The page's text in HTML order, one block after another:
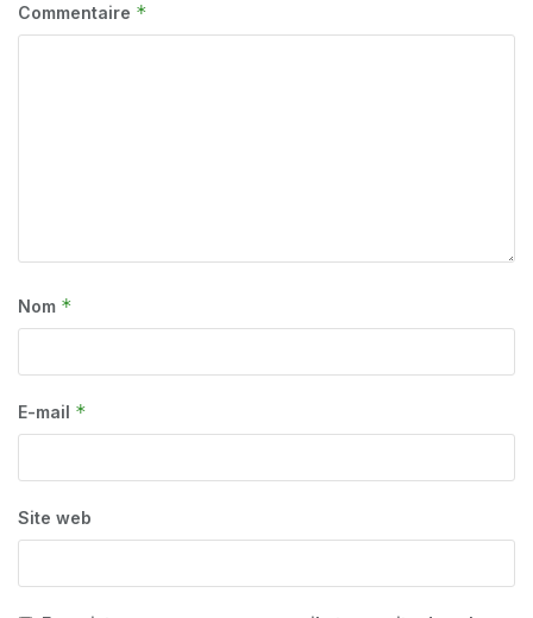
Commentaire *
Nom *
E-mail *
Site web